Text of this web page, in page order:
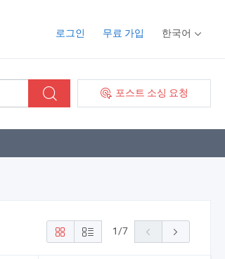
로그인 무료 가입 한국어
포스트 소싱 요청
1/7